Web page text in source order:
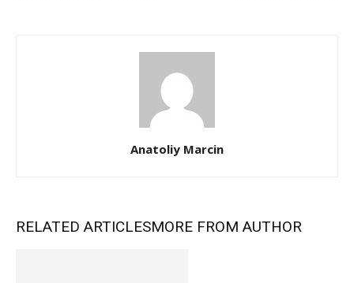
Anatoliy Marcin
RELATED ARTICLESMORE FROM AUTHOR